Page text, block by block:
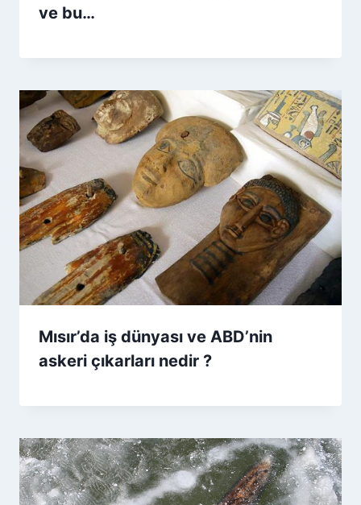
ve bu…
Mısır’da iş dünyası ve ABD’nin
askeri çıkarları nedir ?